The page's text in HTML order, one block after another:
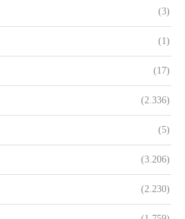
(3)
(1)
(17)
(2.336)
(5)
(3.206)
(2.230)